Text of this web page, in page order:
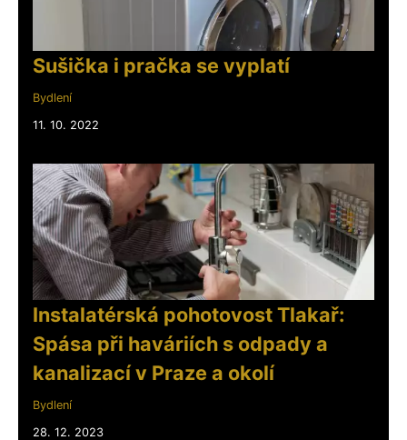
Sušička i pračka se vyplatí
Bydlení
11. 10. 2022
Instalatérská pohotovost Tlakař:
Spása při haváriích s odpady a
kanalizací v Praze a okolí
Bydlení
28. 12. 2023